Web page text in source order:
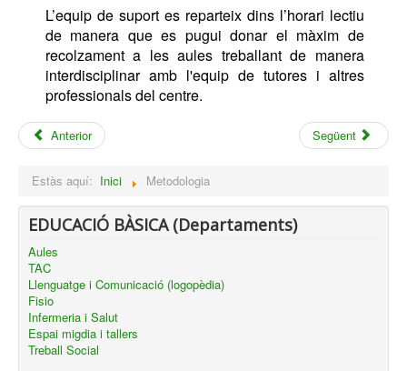
L’equip de suport es reparteix dins l’horari lectiu
de manera que es pugui donar el màxim de
recolzament a les aules treballant de manera
interdisciplinar amb l'equip de tutores i altres
professionals del centre.
Anterior Següent
Estàs aquí: Inici Metodologia
EDUCACIÓ BÀSICA (Departaments)
Aules
TAC
Llenguatge i Comunicació (logopèdia)
Fisio
Infermeria i Salut
Espai migdia i tallers
Treball Social